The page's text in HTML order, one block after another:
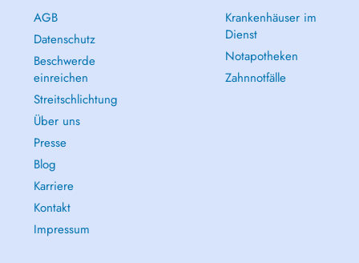
AGB
Datenschutz
Beschwerde
einreichen
Streitschlichtung
Über uns
Presse
Blog
Karriere
Kontakt
Impressum
Krankenhäuser im
Dienst
Notapotheken
Zahnnotfälle